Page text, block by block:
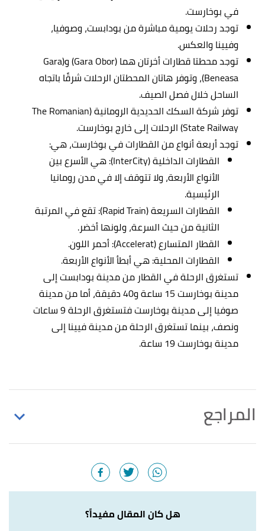
في بوخارست.
توجد رحلات يومية مباشرة من بودابست، وصوفيا،
وفيينا والعكس.
توجد محطتا قطارات أخرتان هما (Gara Obor) و(Gara
Beneasa)، وتوفر هاتان المحطتان الرحلات شرقًا باتجاه
الساحل خلال فصل الصيف.
توفر شركة السكك الحديدية الرومانية (The Romanian
State Railway) الرحلات إلى خارج بوخارست.
توجد أربعة أنواع من القطارات في بوخارست، هي:
القطارات الداخلية (InterCity): هي الأسرع بين
الأنواع الأربعة، ولا تتوقف إلا في مدن رومانيا
الرئيسية.
القطارات السريعة (Rapid Train): تقع في المرتبة
الثانية من حيث السرعة، ولونها أخضر.
القطار المتسارع (Accelerat): أحمر اللون.
القطارات المحلية: هي أبطأ الأنواع الأربعة.
تستغرق الرحلة في القطار من مدينة بودابست إلى
مدينة بوخارست 15 ساعة و40 دقيقة، أما من مدينة
صوفيا إلى مدينة بوخارست فتستغرق الرحلة 9 ساعات
ونصف، بينما تستغرق الرحلة من مدينة فيينا إلى
مدينة بوخارست 19 ساعة.
المراجع
↑
"Bucharest"
,britannica, Retrieved 9/1/2021.
هل كان المقال مفيداً؟